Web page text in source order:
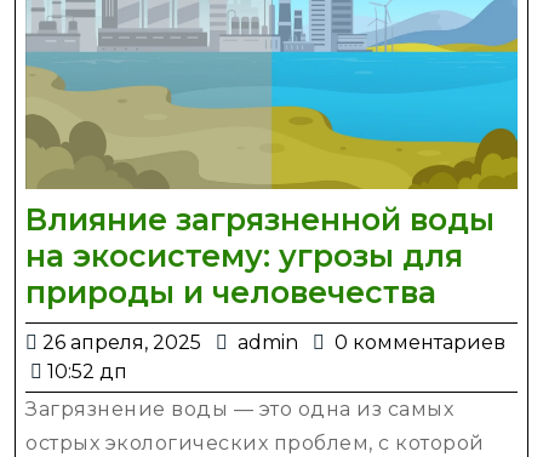
Влияние загрязненной воды
на экосистему: угрозы для
природы и человечества
воды
на
26 апреля, 2025
26
2025
admin admin
0 комментариев
10:52 дп
Загрязнение воды — это одна из самых
острых экологических проблем, с которой